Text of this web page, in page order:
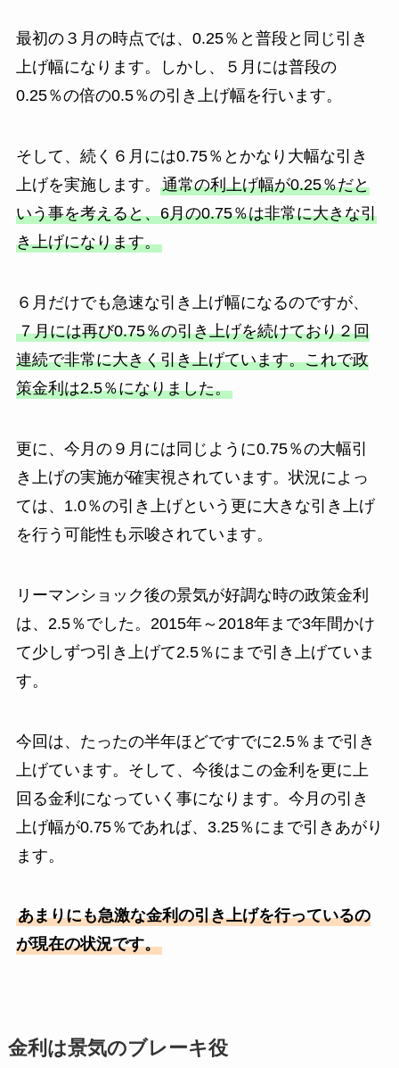
最初の３月の時点では、0.25％と普段と同じ引き
上げ幅になります。しかし、５月には普段の
0.25％の倍の0.5％の引き上げ幅を行います。
そして、続く６月には0.75％とかなり大幅な引き
上げを実施します。 通常の利上げ幅が0.25％だと
いう事を考えると、6月の0.75％は非常に大きな引
き上げになります。
６月だけでも急速な引き上げ幅になるのですが、
７月には再び0.75％の引き上げを続けており２回
連続で非常に大きく引き上げています。これで政
策金利は2.5％になりました。
更に、今月の９月には同じように0.75％の大幅引
き上げの実施が確実視されています。状況によっ
ては、1.0％の引き上げという更に大きな引き上げ
を行う可能性も示唆されています。
リーマンショック後の景気が好調な時の政策金利
は、2.5％でした。2015年～2018年まで3年間かけ
て少しずつ引き上げて2.5％にまで引き上げていま
す。
今回は、たったの半年ほどですでに2.5％まで引き
上げています。そして、今後はこの金利を更に上
回る金利になっていく事になります。今月の引き
上げ幅が0.75％であれば、3.25％にまで引きあがり
ます。
あまりにも急激な金利の引き上げを行っているの
が現在の状況です。
金利は景気のブレーキ役